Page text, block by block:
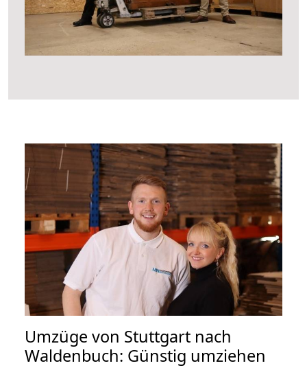
Umzüge von Stuttgart nach
Waldenbuch: Günstig umziehen